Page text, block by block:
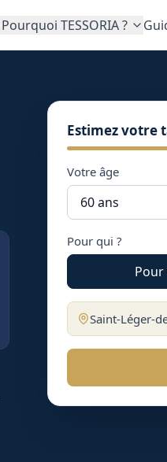
Pourquoi TESSORIA ?
Estimez votre
Votre âge
Pour qui ?
Saint-Léger-